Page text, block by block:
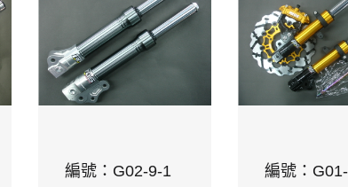
編號：G02-9-1 編號：